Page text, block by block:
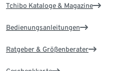
Tchibo Kataloge & Magazine
Bedienungsanleitungen
Ratgeber & Größenberater